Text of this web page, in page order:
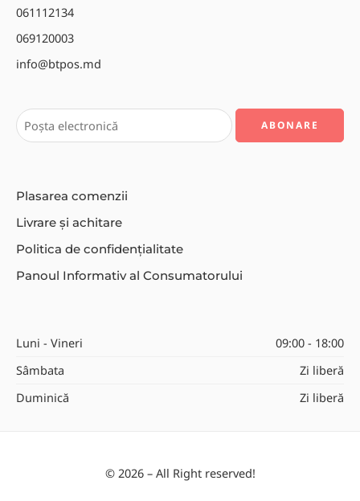
061112134
069120003
info@btpos.md
Plasarea comenzii
Livrare și achitare
Politica de confidențialitate
Panoul Informativ al Consumatorului
Luni - Vineri
09:00 - 18:00
Sâmbata
Zi liberă
Duminică
Zi liberă
© 2026 – All Right reserved!